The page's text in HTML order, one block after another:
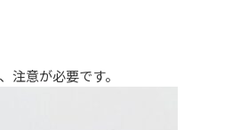
注意が必要です。